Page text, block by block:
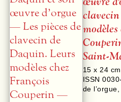
Saint-
15 x 24
ISSN
de l’orgue